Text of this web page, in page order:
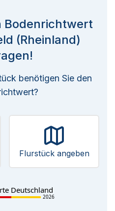
Bodenrichtwert
(Rheinland)
benötigen Sie den
Flurstück angeben
Deutschland
2026